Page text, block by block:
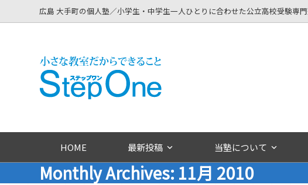
to
広島 大手町の個人塾／小学生・中学生一人ひとりに合わせた公立高校受験専
HOME 最新投稿 当塾について
Monthly Archives: 11月 2010